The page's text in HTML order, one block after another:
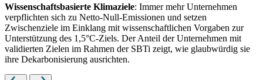
Wissenschaftsbasierte Klimaziele: Immer mehr Unternehmen
verpflichten sich zu Netto-Null-Emissionen und setzen
Zwischenziele im Einklang mit wissenschaftlichen Vorgaben zur
Unterstützung des 1,5°C-Ziels. Der Anteil der Unternehmen mit
validierten Zielen im Rahmen der SBTi zeigt, wie glaubwürdig sie
ihre Dekarbonisierung ausrichten.